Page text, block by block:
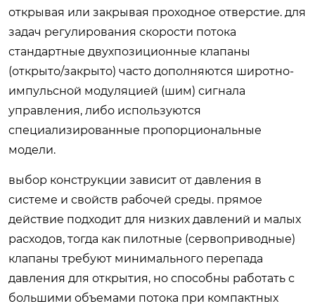
открывая или закрывая проходное отверстие. для
задач регулирования скорости потока
стандартные двухпозиционные клапаны
(открыто/закрыто) часто дополняются широтно-
импульсной модуляцией (шим) сигнала
управления, либо используются
специализированные пропорциональные
модели.
выбор конструкции зависит от давления в
системе и свойств рабочей среды. прямое
действие подходит для низких давлений и малых
расходов, тогда как пилотные (сервоприводные)
клапаны требуют минимального перепада
давления для открытия, но способны работать с
большими объемами потока при компактных